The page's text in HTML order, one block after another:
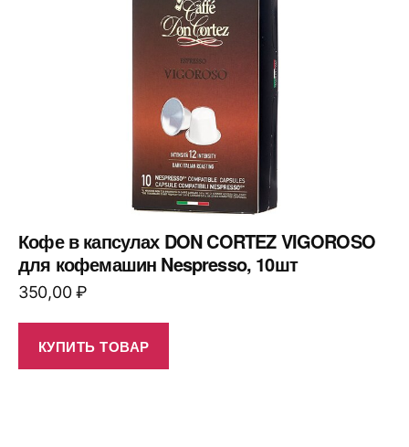
Кофе в капсулах DON CORTEZ VIGOROSO
для кофемашин Nespresso, 10шт
350,00₽
КУПИТЬ ТОВАР